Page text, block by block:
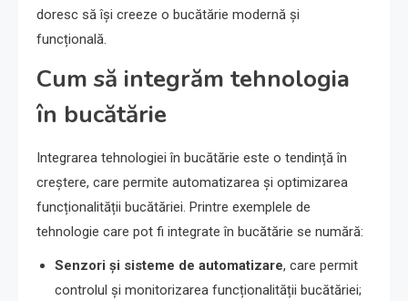
doresc să își creeze o bucătărie modernă și
funcțională.
Cum să integrăm tehnologia
în bucătărie
Integrarea tehnologiei în bucătărie este o tendință în
creștere, care permite automatizarea și optimizarea
funcționalității bucătăriei. Printre exemplele de
tehnologie care pot fi integrate în bucătărie se numără:
Senzori și sisteme de automatizare, care permit
controlul și monitorizarea funcționalității bucătăriei;